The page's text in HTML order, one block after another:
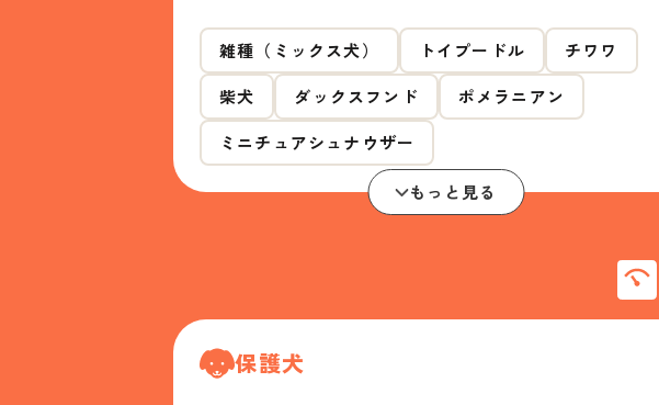
雑種（ミックス犬） トイプードル
チワワ
柴犬
ダックスフンド
ポメラニアン
ミニチュアシュナウザー
もっと見る
保護犬